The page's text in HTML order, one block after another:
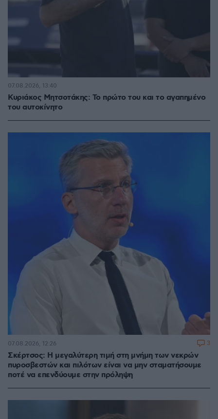
Κυριάκος Μητσοτάκης: Το πρώτο του και το αγαπημένο
του αυτοκίνητο
07.08.2026, 13:40
Σκέρτσος: Η μεγαλύτερη τιμή στη μνήμη των νεκρών
πυροσβεστών και πιλότων είναι να μην σταματήσουμε
ποτέ να επενδύουμε στην πρόληψη
07.08.2026, 12:26 3